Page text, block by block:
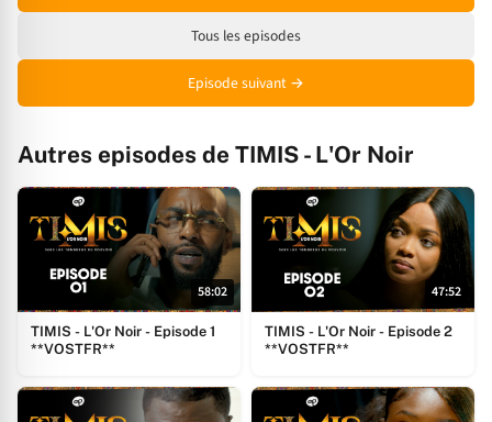
Tous les episodes
Episode suivant →
Autres episodes de TIMIS - L'Or Noir
58:02
TIMIS - L'Or Noir - Episode 1
**VOSTFR**
47:52
TIMIS - L'Or Noir - Episode 2
**VOSTFR**